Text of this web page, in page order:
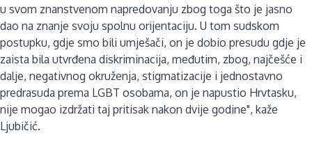
u svom znanstvenom napredovanju zbog toga što je jasno
dao na znanje svoju spolnu orijentaciju. U tom sudskom
postupku, gdje smo bili umješači, on je dobio presudu gdje je
zaista bila utvrđena diskriminacija, međutim, zbog, najčešće i
dalje, negativnog okruženja, stigmatizacije i jednostavno
predrasuda prema LGBT osobama, on je napustio Hrvtasku,
nije mogao izdržati taj pritisak nakon dvije godine", kaže
Ljubičić.